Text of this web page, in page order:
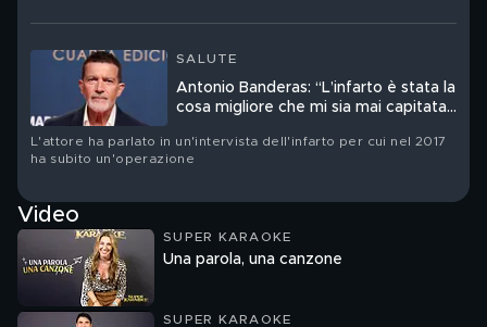
SALUTE
Antonio Banderas: “L’infarto è stata la
cosa migliore che mi sia mai capitata
L'attore ha parlato in un'intervista dell'infarto per cui nel 2017
ha subito un'operazione
Video
SUPER KARAOKE
Una parola, una canzone
SUPER KARAOKE